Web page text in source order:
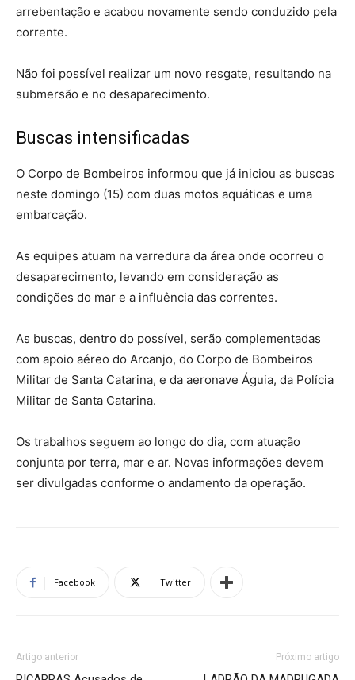
arrebentação e acabou novamente sendo conduzido pela
corrente.
Não foi possível realizar um novo resgate, resultando na
submersão e no desaparecimento.
Buscas intensificadas
O Corpo de Bombeiros informou que já iniciou as buscas
neste domingo (15) com duas motos aquáticas e uma
embarcação.
As equipes atuam na varredura da área onde ocorreu o
desaparecimento, levando em consideração as
condições do mar e a influência das correntes.
As buscas, dentro do possível, serão complementadas
com apoio aéreo do Arcanjo, do Corpo de Bombeiros
Militar de Santa Catarina, e da aeronave Águia, da Polícia
Militar de Santa Catarina.
Os trabalhos seguem ao longo do dia, com atuação
conjunta por terra, mar e ar. Novas informações devem
ser divulgadas conforme o andamento da operação.
Facebook Twitter
Artigo anterior Próximo artigo